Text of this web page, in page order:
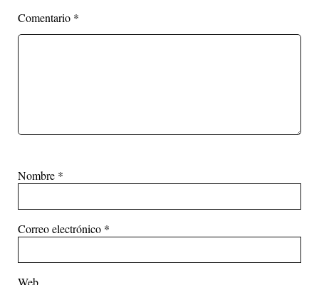
Comentario *
Nombre *
Correo electrónico *
Web